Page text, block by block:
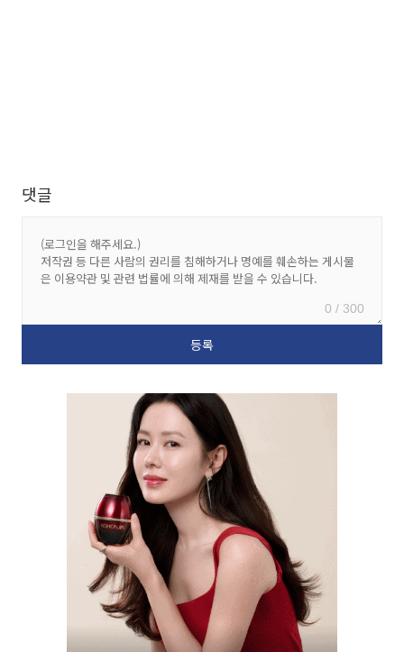
댓글
0 / 300